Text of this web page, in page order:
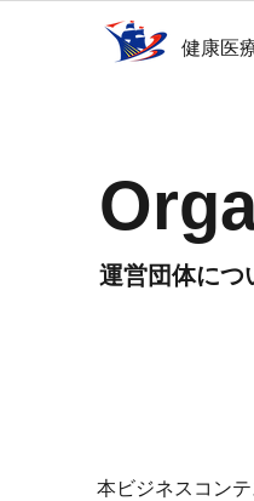
健康医
運営団体につ
本ビジネスコン